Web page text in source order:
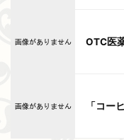
OTC医
「コー